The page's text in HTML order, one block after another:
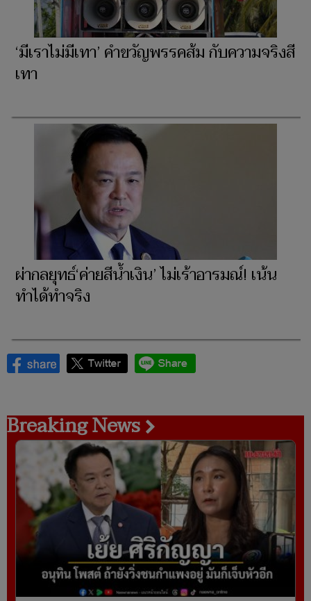
‘มีเราไม่มีเทา’ คำขวัญพรรคส้ม กับความจริงสี
เทา
ผ่ากลยุทธ์‘ค่ายสีน้ำเงิน’ ไม่เร้าอารมณ์! เน้น
ทำได้ทำจริง
Breaking News